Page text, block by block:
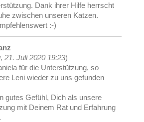
Dank ihrer Hilfe herrscht
zwischen unseren Katzen.
:-)
21. Juli 2020 19:23)
für die Unterstützung, so
Leni wieder zu uns gefunden
gutes Gefühl, Dich als unsere
mit Deinem Rat und Erfahrung